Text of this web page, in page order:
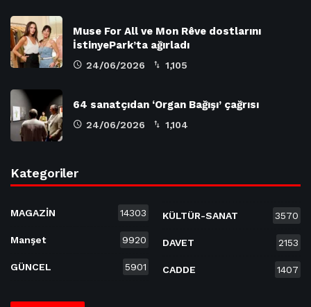
Muse For All ve Mon Rêve dostlarını
İstinyePark’ta ağırladı
24/06/2026 1,105
64 sanatçıdan ‘Organ Bağışı’ çağrısı
24/06/2026 1,104
Kategoriler
MAGAZİN 14303
Manşet 9920
GÜNCEL 5901
KÜLTÜR-SANAT 3570
DAVET 2153
CADDE 1407